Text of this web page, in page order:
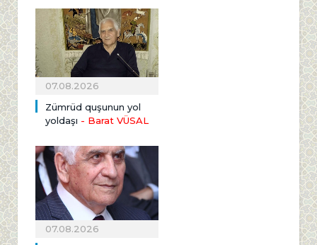
07.08.2026
Zümrüd quşunun yol
yoldaşı - Barat VÜSAL
07.08.2026